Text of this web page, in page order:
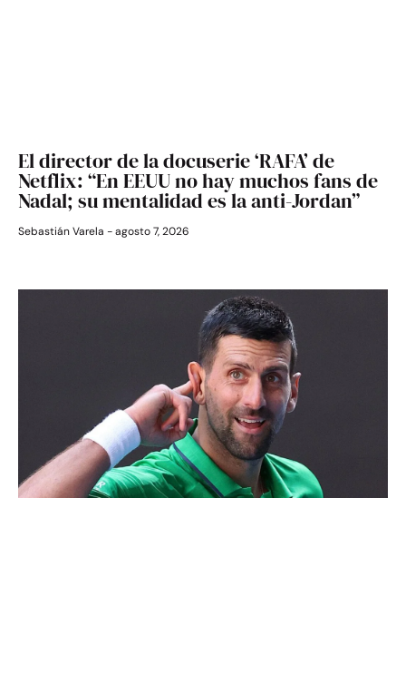
El director de la docuserie ‘RAFA’ de
Netflix: “En EEUU no hay muchos fans de
Nadal; su mentalidad es la anti-Jordan”
Sebastián Varela agosto 7, 2026